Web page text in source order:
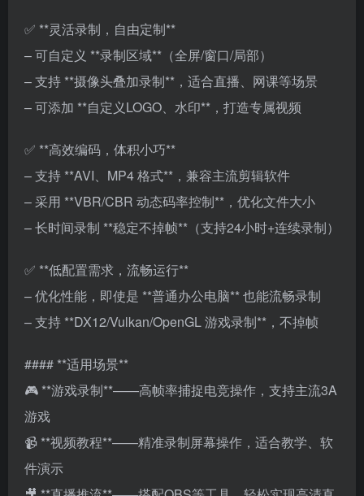
✅ **灵活录制，自由定制**
– 可自定义 **录制区域**（全屏/窗口/局部）
– 支持 **摄像头叠加录制**，适合直播、网课等场景
– 可添加 **自定义LOGO、水印**，打造专属视频
✅ **高效编码，体积小巧**
– 支持 **AVI、MP4 格式**，兼容主流剪辑软件
– 采用 **VBR/CBR 动态码率控制**，优化文件大小
– 长时间录制 **稳定不掉帧**（支持24小时+连续录制）
✅ **低配置需求，流畅运行**
– 优化性能，即使是 **普通办公电脑** 也能流畅录制
– 支持 **DX12/Vulkan/OpenGL 游戏录制**，不掉帧
#### **适用场景**
🎮 **游戏录制**——高帧率捕捉电竞操作，支持主流3A
游戏
📹 **视频教程**——精准录制屏幕操作，适合教学、软
件演示